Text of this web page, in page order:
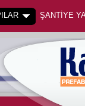
ŞANTİYE